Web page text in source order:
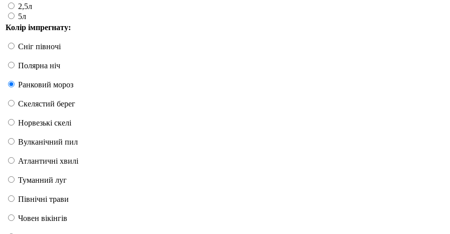
2,5л
5л
Колір імпрегнату:
Сніг півночі
Полярна ніч
Ранковий мороз
Скелястий берег
Норвезькі скелі
Вулканічний пил
Атлантичні хвилі
Туманний луг
Північні трави
Човен вікінгів